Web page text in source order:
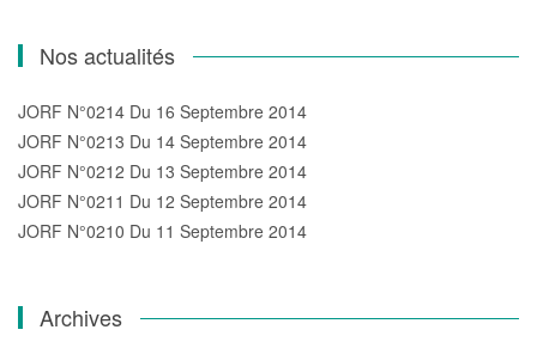
Nos actualités
JORF N°0214 Du 16 Septembre 2014
JORF N°0213 Du 14 Septembre 2014
JORF N°0212 Du 13 Septembre 2014
JORF N°0211 Du 12 Septembre 2014
JORF N°0210 Du 11 Septembre 2014
Archives